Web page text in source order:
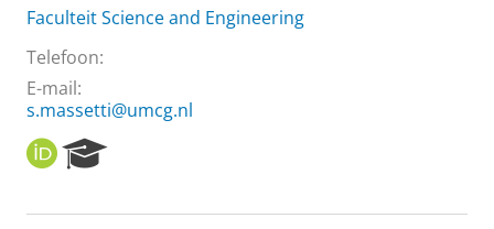
Faculteit Science and Engineering
Telefoon:
E-mail:
s.massetti@umcg.nl
O
R
I
e